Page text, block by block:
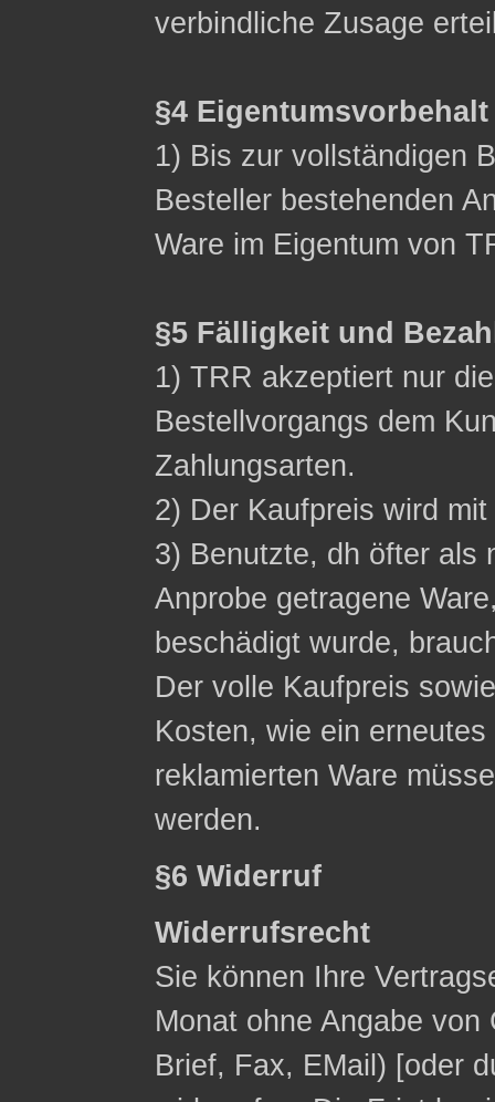
verbindliche Zusage
§4 Eigentumsvorbehalt
1) Bis zur vollständigen
Besteller bestehenden
Ware im Eigentum von
§5 Fälligkeit und
1) TRR akzeptiert nur
Bestellvorgangs dem
Zahlungsarten.
2) Der Kaufpreis wird
3) Benutzte, dh öfter als
Anprobe getragene
beschädigt wurde,
Der volle Kaufpreis
Kosten, wie ein
reklamierten Ware
werden.
§6 Widerruf
Widerrufsrecht
Sie können Ihre
Monat ohne Angabe
Brief, Fax, E­Mail) [oder